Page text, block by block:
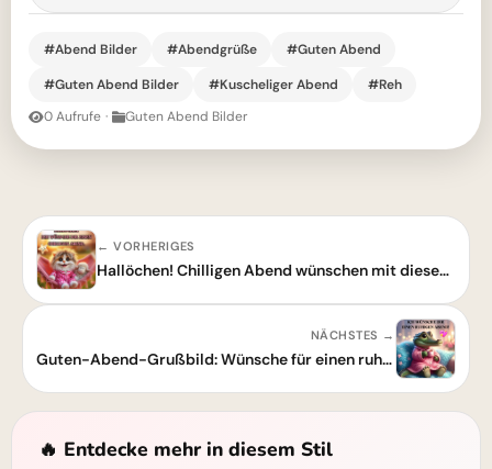
#Abend Bilder #Abendgrüße
#Guten Abend
#Guten Abend Bilder
#Kuscheliger Abend
#Reh
0 Aufrufe · Guten Abend Bilder
← VORHERIGES
Hallöchen! Chilligen Abend wünschen mit diesem süßen Guten-Abend-Grußbild
NÄCHSTES →
Guten-Abend-Grußbild: Wünsche für einen ruhigen Abend – jetzt teilen!
🔥 Entdecke mehr in diesem Stil